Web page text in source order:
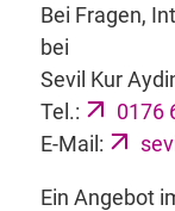
Bei Fragen,
bei
Sevil Kur
Tel.:
0176
E-Mail:
Ein Angebot